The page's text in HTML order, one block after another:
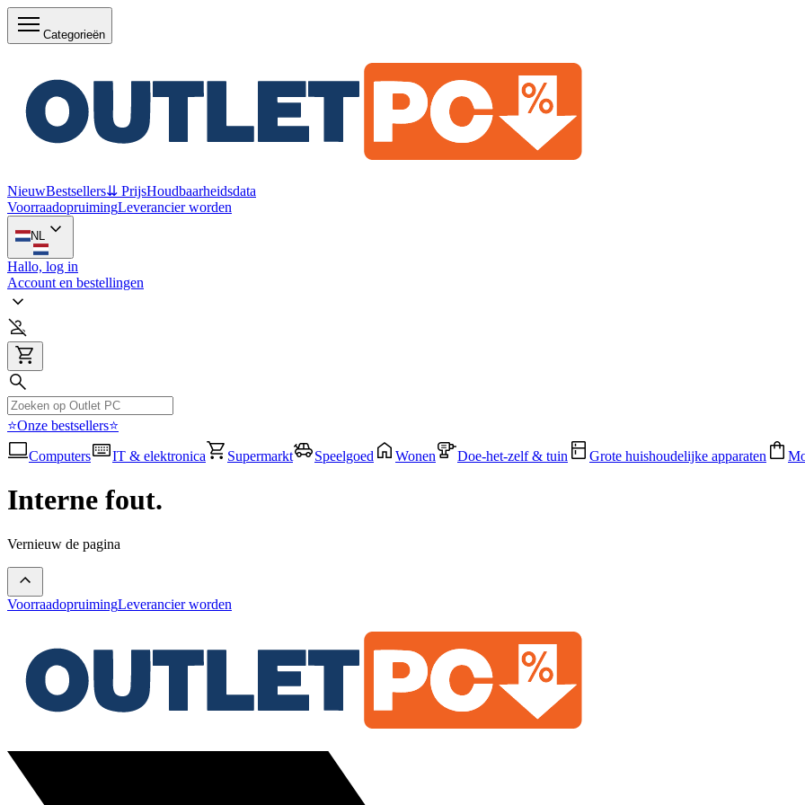
Categorieën
NieuwBestsellers⇊ PrijsHoudbaarheidsdata
VoorraadopruimingLeverancier worden
NL
Hallo, log in
Account en bestellingen
⭐Onze bestsellers⭐
Computers
IT & elektronica Supermarkt Speelgoed Wonen Doe-het-zelf & tuin Grote huishoudelijke apparaten
Interne fout.
Vernieuw de pagina
VoorraadopruimingLeverancier worden